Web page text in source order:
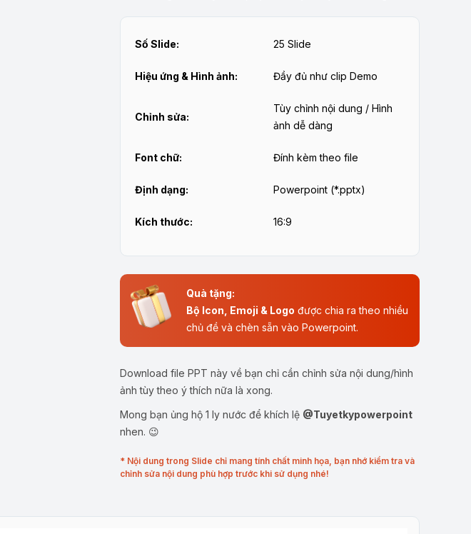
Số Slide: 25 Slide
Hiệu ứng & Hình ảnh: Đầy đủ như clip Demo
Chỉnh sửa:
Tùy chỉnh nội dung / Hình
ảnh dễ dàng
Font chữ: Đính kèm theo file
Định dạng: Powerpoint (*.pptx)
Kích thước: 16:9
Quà tặng:
Bộ Icon, Emoji & Logo được chia ra theo nhiều
chủ đề và chèn sẵn vào Powerpoint.
Download file PPT này về bạn chỉ cần chỉnh sửa nội dung/hình
ảnh tùy theo ý thích nữa là xong.
Mong bạn ủng hộ 1 ly nước để khích lệ @Tuyetkypowerpoint
nhen. 😉
* Nội dung trong Slide chỉ mang tính chất minh họa, bạn nhớ kiểm tra và
chỉnh sửa nội dung phù hợp trước khi sử dụng nhé!